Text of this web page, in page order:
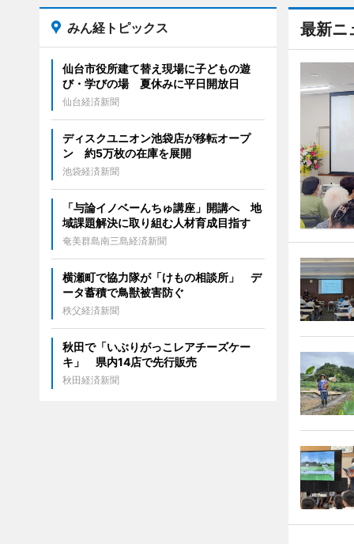
最新ニ
みん経トピックス
仙台市役所建て替え現場に子どもの遊
び・学びの場 夏休みに平日開放日
仙台経済新聞
ディスクユニオン池袋店が移転オープ
ン 約5万枚の在庫を展開
池袋経済新聞
「与論イノベーんちゅ講座」開講へ 地
域課題解決に取り組む人材育成目指す
奄美群島南三島経済新聞
横瀬町で協力隊が「けもの相談所」 デ
ータ蓄積で鳥獣被害防ぐ
秩父経済新聞
秋田で「いぶりがっこレアチーズケー
キ」 県内14店で先行販売
秋田経済新聞